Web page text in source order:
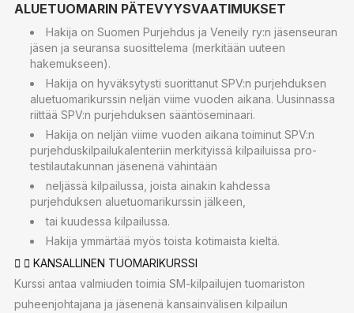
ALUETUOMARIN PÄTEVYYSVAATIMUKSET
Hakija on Suomen Purjehdus ja Veneily ry:n jäsenseuran
jäsen ja seuransa suosittelema (merkitään uuteen
hakemukseen).
Hakija on hyväksytysti suorittanut SPV:n purjehduksen
aluetuomarikurssin neljän viime vuoden aikana. Uusinnassa
riittää SPV:n purjehduksen sääntöseminaari.
Hakija on neljän viime vuoden aikana toiminut SPV:n
purjehduskilpailukalenteriin merkityissä kilpailuissa pro-
testilautakunnan jäsenenä vähintään
neljässä kilpailussa, joista ainakin kahdessa
purjehduksen aluetuomarikurssin jälkeen,
tai kuudessa kilpailussa.
Hakija ymmärtää myös toista kotimaista kieltä.
KANSALLINEN TUOMARIKURSSI
Kurssi antaa valmiuden toimia SM-kilpailujen tuomariston
puheenjohtajana ja jäsenenä kansainvälisen kilpailun